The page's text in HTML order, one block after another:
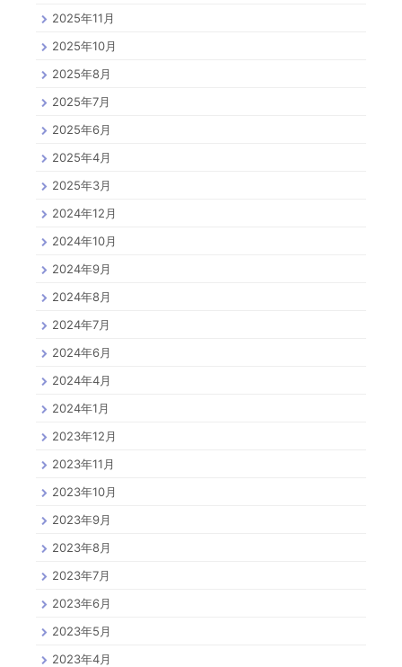
2025年11月
2025年10月
2025年8月
2025年7月
2025年6月
2025年4月
2025年3月
2024年12月
2024年10月
2024年9月
2024年8月
2024年7月
2024年6月
2024年4月
2024年1月
2023年12月
2023年11月
2023年10月
2023年9月
2023年8月
2023年7月
2023年6月
2023年5月
2023年4月